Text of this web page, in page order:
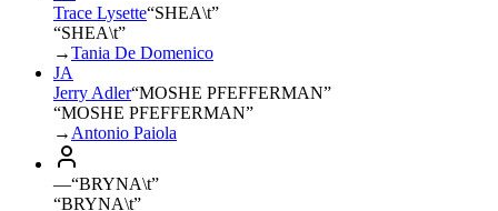
Trace Lysette“SHEA\t”
“SHEA\t”
→Tania De Domenico
JA
Jerry Adler“MOSHE PFEFFERMAN”
“MOSHE PFEFFERMAN”
→ Antonio Paiola
—“BRYNA\t”
“BRYNA\t”